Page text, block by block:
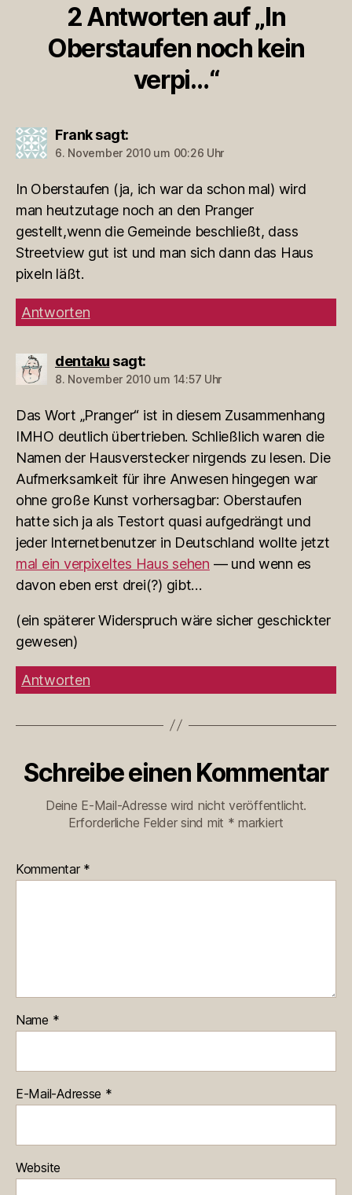
2 Antworten auf „In
Oberstaufen noch kein
verpi…“
Frank sagt:
6. November 2010 um 00:26 Uhr
In Oberstaufen (ja, ich war da schon mal) wird
man heutzutage noch an den Pranger
gestellt,wenn die Gemeinde beschließt, dass
Streetview gut ist und man sich dann das Haus
pixeln läßt.
Antworten
dentaku sagt:
8. November 2010 um 14:57 Uhr
Das Wort „Pranger“ ist in diesem Zusammenhang
IMHO deutlich übertrieben. Schließlich waren die
Namen der Hausverstecker nirgends zu lesen. Die
Aufmerksamkeit für ihre Anwesen hingegen war
ohne große Kunst vorhersagbar: Oberstaufen
hatte sich ja als Testort quasi aufgedrängt und
jeder Internetbenutzer in Deutschland wollte jetzt
mal ein verpixeltes Haus sehen — und wenn es
davon eben erst drei(?) gibt…
(ein späterer Widerspruch wäre sicher geschickter
gewesen)
Antworten
Schreibe einen Kommentar
Deine E-Mail-Adresse wird nicht veröffentlicht.
Erforderliche Felder sind mit * markiert
Kommentar *
Name *
E-Mail-Adresse *
Website